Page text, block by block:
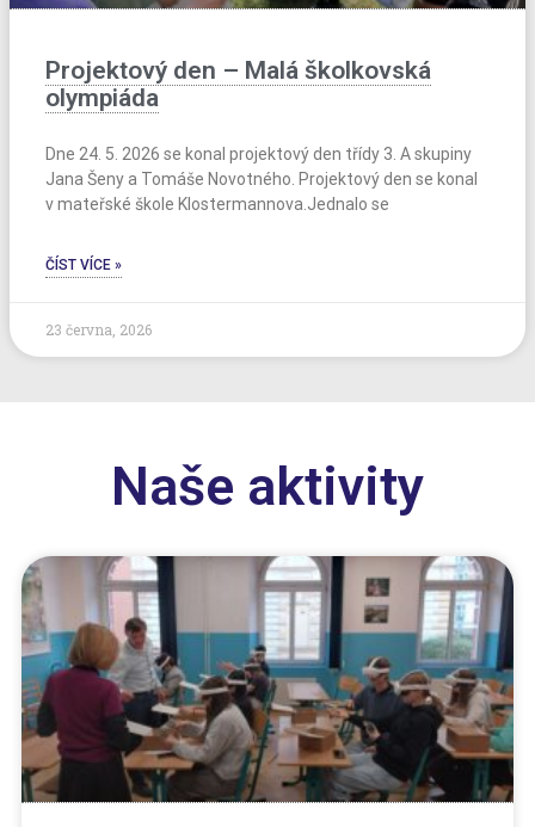
Projektový den – Malá školkovská
olympiáda
Dne 24. 5. 2026 se konal projektový den třídy 3. A skupiny
Jana Šeny a Tomáše Novotného. Projektový den se konal
v mateřské škole Klostermannova.Jednalo se
ČÍST VÍCE »
23 června, 2026
Naše aktivity